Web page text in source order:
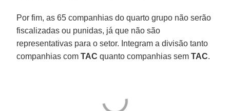
Por fim, as 65 companhias do quarto grupo não serão
fiscalizadas ou punidas, já que não são
representativas para o setor. Integram a divisão tanto
companhias comTAC quanto companhias semTAC.